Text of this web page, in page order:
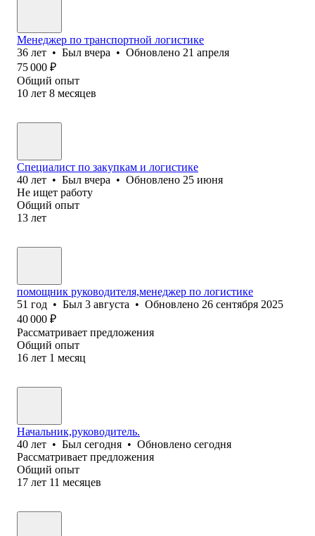
Менеджер по транспортной логистике
36 лет • Был вчера • Обновлено 21 апреля
75 000 ₽
Общий опыт
10 лет 8 месяцев
Специалист по закупкам и логистике
40 лет • Был вчера • Обновлено 25 июня
Не ищет работу
Общий опыт
13 лет
помощник руководителя,менеджер по логистике
51 год • Был 3 августа • Обновлено 26 сентября 2025
40 000 ₽
Рассматривает предложения
Общий опыт
16 лет 1 месяц
Начальник,руководитель.
40 лет • Был сегодня • Обновлено сегодня
Рассматривает предложения
Общий опыт
17 лет 11 месяцев